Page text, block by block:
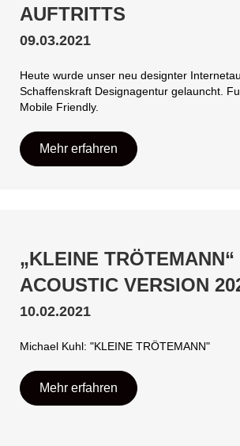
AUFTRITTS
09.03.2021
Heute wurde unser neu designter
Schaffenskraft Designagentur gelauncht.
Mobile Friendly.
Mehr erfahren
„KLEINE TRÖTEMANN“
ACOUSTIC VERSION
10.02.2021
Michael Kuhl: "KLEINE TRÖTEMANN"
Mehr erfahren